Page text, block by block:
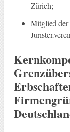
Zürich;
Mitglied der